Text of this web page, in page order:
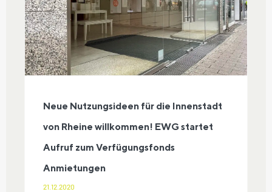
Innenstadt von Rheine willkommen!
EWG startet Aufruf zum
Verfügungsfonds Anmietungen
Neue Nutzungsideen für die Innenstadt
von Rheine willkommen! EWG startet
Aufruf zum Verfügungsfonds
Anmietungen
21.12.2020